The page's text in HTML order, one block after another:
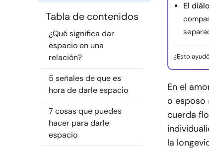
Tabla de contenidos
¿Qué significa dar
espacio en una
relación?
5 señales de que es
hora de darle espacio
7 cosas que puedes
hacer para darle
espacio
El
¿Esto
En el
o esposo
cuerda
la